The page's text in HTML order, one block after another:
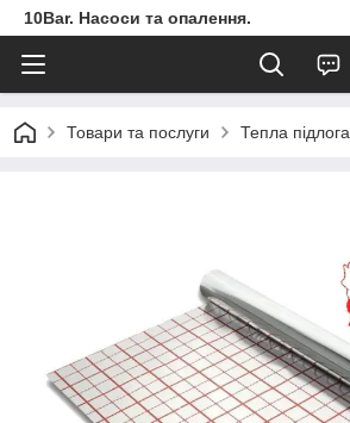
10Bar. Насоси та опалення.
Товари та послуги Тепла підлога